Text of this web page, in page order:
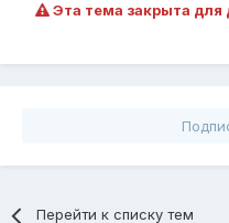
Эта тема закрыта
Перейти к списку тем